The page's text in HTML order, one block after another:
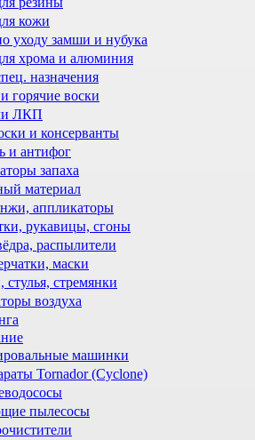
кожи
уходу замши и нубука
хрома и алюминия
назначения
горячие воски
ЛКП
и консерванты
и антифог
запаха
материал
аппликаторы
рукавицы, сгоны
распылители
маски
стулья, стремянки
воздуха
машинки
Tornador (Cyclone)
пылесосы